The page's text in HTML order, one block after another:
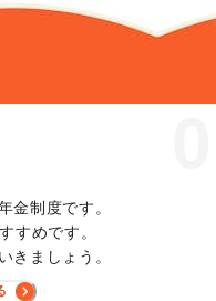
金制度です。
すめです。
きましょう。